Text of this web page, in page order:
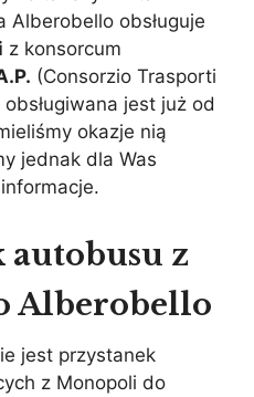
Alberobello obsługuje
z konsorcum
(Consorzio Trasporti
jest już od
okazje nią
jednak dla Was
autobusu z
Alberobello
jest przystanek
z Monopoli do